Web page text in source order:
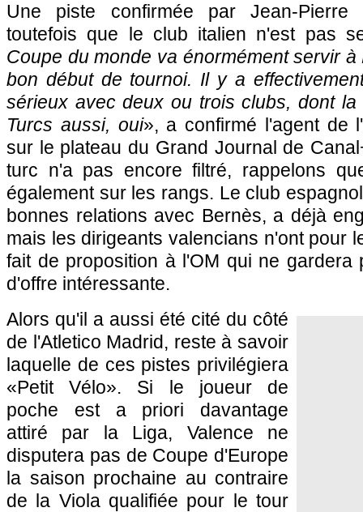
Une piste confirmée par Jean-Pierre
toutefois que le club italien n'est pas
Coupe du monde va énormément servir
bon début de tournoi. Il y a
sérieux avec deux ou trois clubs, dont
Turcs aussi, oui», a confirmé l'agent de
sur le plateau du Grand Journal de
turc n'a pas encore filtré, rappelons
également sur les rangs. Le club
bonnes relations avec Bernès, a déjà
mais les dirigeants valencians n'ont pour
fait de proposition à l'OM qui ne gardera
d'offre intéressante.
Alors qu'il a aussi été cité du côté
de l'Atletico Madrid, reste à savoir
laquelle de ces pistes privilégiera
«Petit Vélo». Si le joueur de
poche est a priori davantage
attiré par la Liga, Valence ne
disputera pas de Coupe d'Europe
la saison prochaine au contraire
de la Viola qualifiée pour le tour